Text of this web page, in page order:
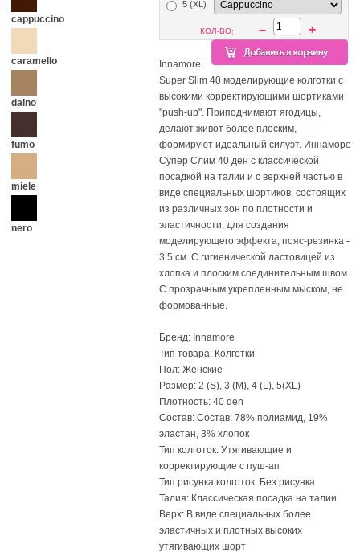
cappuccino
caramello
daino
fumo
miele
nero
5 (XL)
КОЛ-ВО: – +
Innamore
Super Slim 40 моделирующие колготки с
высокими корректирующими шортиками
"push-up". Приподнимают ягодицы,
делают живот более плоским,
формируют идеальный силуэт. Иннаморе
Супер Слим 40 ден с классической
посадкой на талии и c верхней частью в
виде специальных шортиков, состоящих
из различных зон по плотности и
эластичности, для создания
моделирующего эффекта, пояс-резинка -
3.5 см. С гигиенической ластовицей из
хлопка и плоским соединительным швом.
С прозрачным укрепленным мыском, не
формованные.
Бренд: Innamore
Тип товара: Колготки
Пол: Женские
Размер: 2 (S), 3 (M), 4 (L), 5(XL)
Плотность: 40 den
Состав: Состав: 78% полиамид, 19%
эластан, 3% хлопок
Тип колготок: Утягивающие и
корректирующие с пуш-ап
Тип рисунка колготок: Без рисунка
Талия: Классическая посадка на талии
Верх: В виде специальных более
эластичных и плотных высоких
утягивающих шорт